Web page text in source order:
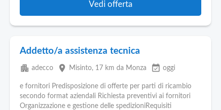
Vedi offerta
Addetto/a assistenza tecnica
apartment adecco place Misinto, 17 km da Monza event_available oggi
e fornitori Predisposizione di offerte per parti di ricambio
secondo format aziendali Richiesta preventivi ai fornitori
Organizzazione e gestione delle spedizioniRequisiti